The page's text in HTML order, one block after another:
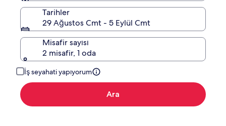
Tarihler
29 Ağustos Cmt - 5 Eylül Cmt
Misafir sayısı
2 misafir, 1 oda
İş seyahati yapıyorum
Ara